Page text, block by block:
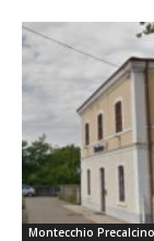
Montecchio Precalcino